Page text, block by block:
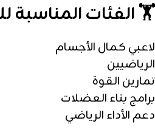
🏋️الفئات المناسبة
لاعبي كمال الأجسام
الرياضيين
تمارين القوة
برامج بناء العضلات
دعم الأداء الرياضي